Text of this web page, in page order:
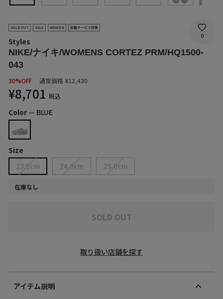
SOLD OUT SALE WOMEN 試着サービス対象
0
Styles
NIKE/ナイキ/WOMENS CORTEZ PRM/HQ1500-
043
30%OFF 通常価格 ¥12,430SALE
¥8,701 税込
Color — BLUE
Size
23.5cm
24.0cm 25.0cm
在庫なし
SOLD OUT
取り扱い店舗を探す
アイテム説明